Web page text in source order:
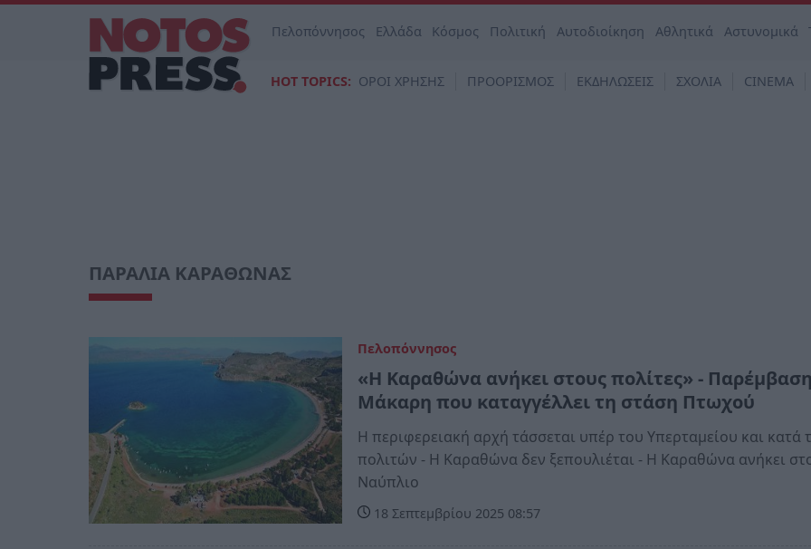
Πελοπόννησος Ελλάδα Κόσμος Πολιτική Αυτοδιοίκηση Αθλητικά Αστυνομικά
HOT TOPICS: ΟΡΟΙ ΧΡΗΣΗΣ ΠΡΟΟΡΙΣΜΟΣ ΕΚΔΗΛΩΣΕΙΣ ΣΧΟΛΙΑ CINEMA
ΠΑΡΑΛΙΑ ΚΑΡΑΘΩΝΑΣ
Πελοπόννησος
«Η Καραθώνα ανήκει στους πολίτες» -
Μάκαρη που καταγγέλλει τη στάση Πτωχού
Η περιφερειακή αρχή τάσσεται υπέρ του Υπερταμείου και κατά
πολιτών - Η Καραθώνα δεν ξεπουλιέται - Η Καραθώνα ανήκει
Ναύπλιο
18 Σεπτεμβρίου 2025 08:57